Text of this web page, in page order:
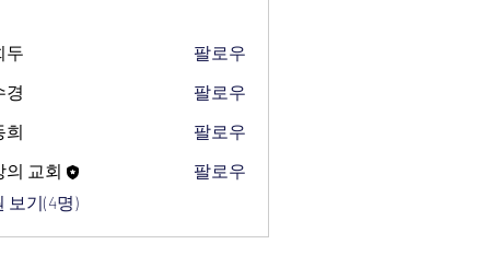
두
팔로우
경
팔로우
희
팔로우
의 교회
팔로우
보기(4명)